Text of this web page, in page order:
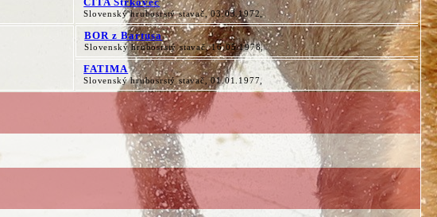
Slovenský hrubosrstý stavač, 03.03.1972,
BOR z Bartusa
Slovenský hrubosrstý stavač, 16.05.1978,
FATIMA
Slovenský hrubosrstý stavač, 01.01.1977,